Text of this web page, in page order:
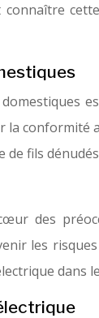
conformité
fils
des
les
dans